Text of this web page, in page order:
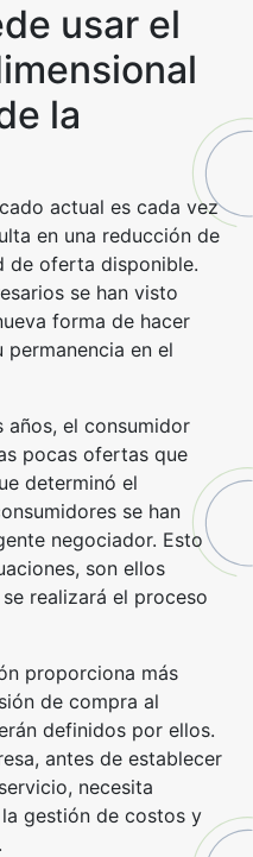
usar el
la
actual es cada vez
en una reducción de
de oferta disponible.
se han visto
forma de hacer
en el
años, el consumidor
pocas ofertas que
determinó el
se han
negociador. Esto
son ellos
realizará el proceso
proporciona más
de compra al
definidos por ellos.
antes de establecer
necesita
gestión de costos y